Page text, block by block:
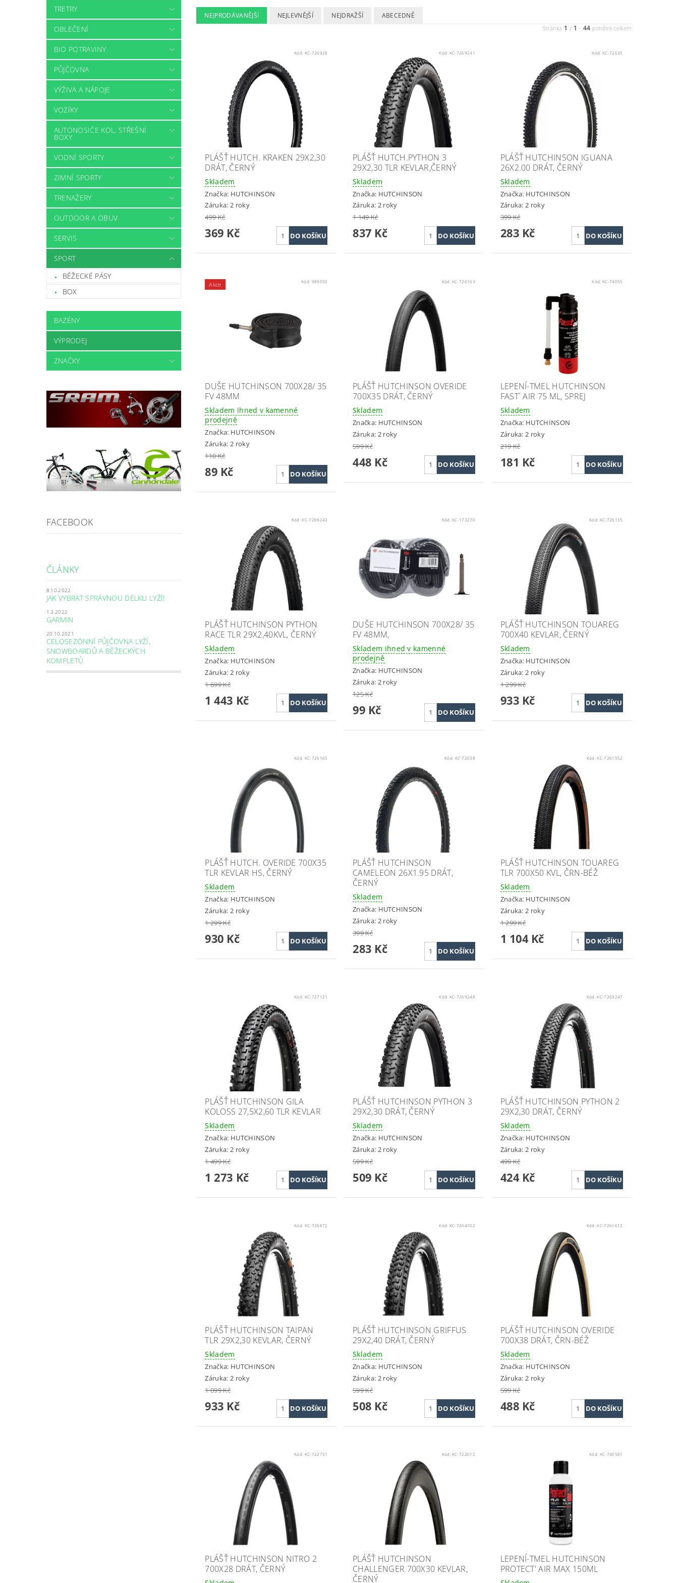
TRETRY
OBLEČENÍ
BIO POTRAVINY
PŮJČOVNA
VÝŽIVA A NÁPOJE
VOZÍKY
AUTONOSIČE KOL, STŘEŠNÍ
BOXY
VODNÍ SPORTY
ZIMNÍ SPORTY
TRENAŽERY
OUTDOOR A OBUV
SERVIS
SPORT
BĚŽECKÉ PÁSY
BOX
BAZÉNY
VÝPRODEJ
ZNAČKY
FACEBOOK
ČLÁNKY
8.10.2022
JAK VYBRAT SPRÁVNOU DÉLKU LYŽÍ!
1.3.2022
GARMIN
20.10.2021
CELOSEZÓNNÍ PŮJČOVNA LYŽÍ,
SNOWBOARDŮ A BĚŽECKÝCH
KOMPLETŮ
NEJPRODÁVANĚJŠÍ NEJLEVNĚJŠÍ NEJDRAŽŠÍ ABECEDNĚ
Stránka 1 z 1 - 44 položek celkem
Kód: KC-726928
PLÁŠŤ HUTCH. KRAKEN 29X2,30
DRÁT, ČERNÝ
Skladem
Značka: HUTCHINSON
Záruka: 2 roky
499 Kč
369 Kč
Kód: KC-7269241
PLÁŠŤ HUTCH.PYTHON 3
29X2,30 TLR KEVLAR,ČERNÝ
Skladem
Značka: HUTCHINSON
Záruka: 2 roky
1 149 Kč
837 Kč
Kód:KC-72635
PLÁŠŤ HUTCHINSON IGUANA
26X2.00 DRÁT, ČERNÝ
Skladem
Značka: HUTCHINSON
Záruka: 2 roky
399 Kč
283 Kč
Akce Kód: 989050
DUŠE HUTCHINSON 700X28/ 35
FV 48MM
Skladem ihned v kamenné
prodejně
Značka: HUTCHINSON
Záruka: 2 roky
110 Kč
89 Kč
Kód:KC-726163
PLÁŠŤ HUTCHINSON OVERIDE
700X35 DRÁT, ČERNÝ
Skladem
Značka: HUTCHINSON
Záruka: 2 roky
599 Kč
448 Kč
Kód:KC-74055
LEPENÍ-TMEL HUTCHINSON
FAST´ AIR 75 ML, SPREJ
Skladem
Značka: HUTCHINSON
Záruka: 2 roky
219 Kč
181 Kč
Kód:KC-7269243
PLÁŠŤ HUTCHINSON PYTHON
RACE TLR 29X2,40KVL, ČERNÝ
Skladem
Značka: HUTCHINSON
Záruka: 2 roky
1 699 Kč
1 443 Kč
Kód:KC-173270
DUŠE HUTCHINSON 700X28/ 35
FV 48MM,
Skladem ihned v kamenné
prodejně
Značka: HUTCHINSON
Záruka: 2 roky
125 Kč
99 Kč
Kód: KC-726155
PLÁŠŤ HUTCHINSON TOUAREG
700X40 KEVLAR, ČERNÝ
Skladem
Značka: HUTCHINSON
Záruka: 2 roky
1 299 Kč
933 Kč
Kód: KC-726165
PLÁŠŤ HUTCH. OVERIDE 700X35
TLR KEVLAR HS, ČERNÝ
Skladem
Značka: HUTCHINSON
Záruka: 2 roky
1 299 Kč
930 Kč
Kód: KC-72638
PLÁŠŤ HUTCHINSON
CAMELEON 26X1.95 DRÁT,
ČERNÝ
Skladem
Značka: HUTCHINSON
Záruka: 2 roky
399 Kč
283 Kč
Kód:KC-7261552
PLÁŠŤ HUTCHINSON TOUAREG
TLR 700X50 KVL, ČRN-BÉŽ
Skladem
Značka: HUTCHINSON
Záruka: 2 roky
1 299 Kč
1 104 Kč
Kód: KC-727121
PLÁŠŤ HUTCHINSON GILA
KOLOSS 27,5X2,60 TLR KEVLAR
Skladem
Značka: HUTCHINSON
Záruka: 2 roky
1 499 Kč
1 273 Kč
Kód: KC-7269248
PLÁŠŤ HUTCHINSON PYTHON 3
29X2,30 DRÁT, ČERNÝ
Skladem
Značka: HUTCHINSON
Záruka: 2 roky
599 Kč
509 Kč
Kód:KC-7269247
PLÁŠŤ HUTCHINSON PYTHON 2
29X2,30 DRÁT, ČERNÝ
Skladem
Značka: HUTCHINSON
Záruka: 2 roky
499 Kč
424 Kč
Kód: KC-726672
PLÁŠŤ HUTCHINSON TAIPAN
TLR 29X2,30 KEVLAR, ČERNÝ
Skladem
Značka: HUTCHINSON
Záruka: 2 roky
1 099 Kč
933 Kč
Kód: KC-7264102
PLÁŠŤ HUTCHINSON GRIFFUS
29X2,40 DRÁT, ČERNÝ
Skladem
Značka: HUTCHINSON
Záruka: 2 roky
599 Kč
508 Kč
Kód:KC-7261612
PLÁŠŤ HUTCHINSON OVERIDE
700X38 DRÁT, ČRN-BÉŽ
Skladem
Značka: HUTCHINSON
Záruka: 2 roky
599 Kč
488 Kč
Kód: KC-722731
PLÁŠŤ HUTCHINSON NITRO 2
700X28 DRÁT, ČERNÝ
Kód:KC-722612
PLÁŠŤ HUTCHINSON
CHALLENGER 700X30 KEVLAR,
ČERNÝ
Kód: KC-740581
LEPENÍ-TMEL HUTCHINSON
PROTECT' AIR MAX 150ML